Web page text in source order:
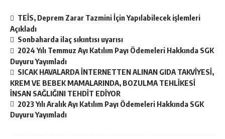
TEİS, Deprem Zarar Tazmini İçin Yapılabilecek işlemleri
Açıkladı
Sonbaharda ilaç sıkıntısı uyarısı
2024 Yılı Temmuz Ayı Katılım Payı Ödemeleri Hakkında SGK
Duyuru Yayımladı
SICAK HAVALARDA İNTERNETTEN ALINAN GIDA TAKVİYESİ,
KREM VE BEBEK MAMALARINDA, BOZULMA TEHLİKESİ
İNSAN SAĞLIĞINI TEHDİT EDİYOR
2023 Yılı Aralık Ayı Katılım Payı Ödemeleri Hakkında SGK
Duyuru Yayımladı